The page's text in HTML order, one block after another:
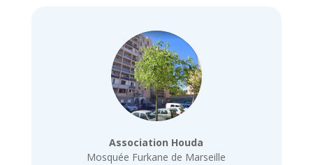
Association Houda
Mosquée Furkane de Marseille